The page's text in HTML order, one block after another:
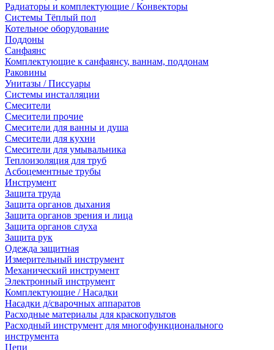
Радиаторы и комплектующие / Конвекторы
Системы Тёплый пол
Котельное оборудование
Поддоны
Санфаянс
Комплектующие к санфаянсу, ваннам, поддонам
Раковины
Унитазы / Писсуары
Системы инсталляции
Смесители
Смесители прочие
Смесители для ванны и душа
Смесители для кухни
Смесители для умывальника
Теплоизоляция для труб
Асбоцементные трубы
Инструмент
Защита труда
Защита органов дыхания
Защита органов зрения и лица
Защита органов слуха
Защита рук
Одежда защитная
Измерительный инструмент
Механический инструмент
Электронный инструмент
Комплектующие / Насадки
Насадки д/сварочных аппаратов
Расходные материалы для краскопультов
Расходный инструмент для многофункционального
инструмента
Цепи